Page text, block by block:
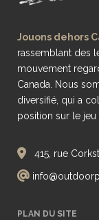
Jouons dehors
rassemblant des
mouvement
Canada. Nous
diversifié, qui a
position sur le jeu
415, rue
PLAN DU SITE